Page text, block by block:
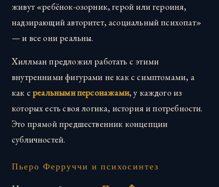
живут «ребёнок-озорник, герой или героиня,
надзирающий авторитет, асоциальный психопат»
— и все они реальны.
Хиллман предложил работать с этими
внутренними фигурами не как с симптомами, а
как среальными персонажами, у каждого из
которых есть своя логика, история и потребности.
Это прямой предшественник концепции
субличностей.
Пьеро Ферруччи и психосинтез